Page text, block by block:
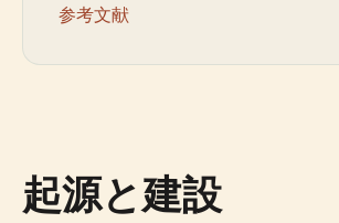
参考文献
起源と建設